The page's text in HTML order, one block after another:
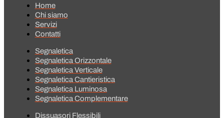
Home
Chi siamo
Servizi
Contatti
Segnaletica
Segnaletica Orizzontale
Segnaletica Verticale
Segnaletica Cantieristica
Segnaletica Luminosa
Segnaletica Complementare
Dissuasori Flessibili